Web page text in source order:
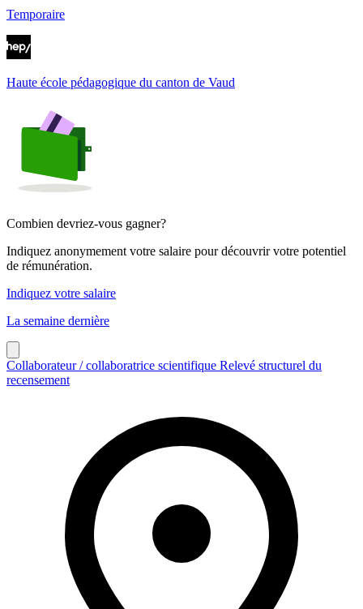
Temporaire
Haute école pédagogique du canton de Vaud
Combien devriez-vous gagner?
Indiquez anonymement votre salaire pour découvrir votre potentiel
de rémunération.
Indiquez votre salaire
La semaine dernière
Collaborateur / collaboratrice scientifique Relevé structurel du
recensement